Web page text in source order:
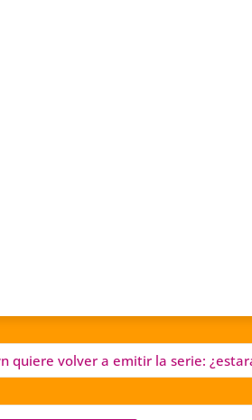
quiere volver a emitir la serie: